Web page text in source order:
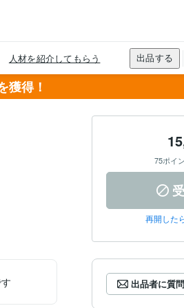
獲得！
75ポイ
再開した
出品者に質問